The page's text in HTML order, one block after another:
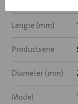
Lengte (mm)
Productserie
Diameter (mm)
Model